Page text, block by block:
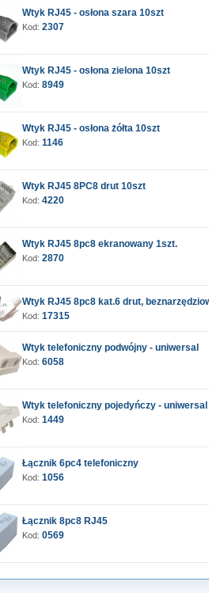
Wtyk RJ45 - osłona szara 10szt
Kod: 2307
Wtyk RJ45 - osłona zielona 10szt
Kod: 8949
Wtyk RJ45 - osłona żółta 10szt
Kod: 1146
Wtyk RJ45 8PC8 drut 10szt
Kod: 4220
Wtyk RJ45 8pc8 ekranowany 1szt.
Kod: 2870
Wtyk RJ45 8pc8 kat.6 drut,
Kod: 17315
Wtyk telefoniczny podwójny - uniwersal
Kod: 6058
Wtyk telefoniczny pojedyńczy - uniwersal
Kod: 1449
Łącznik 6pc4 telefoniczny
Kod: 1056
Łącznik 8pc8 RJ45
Kod: 0569